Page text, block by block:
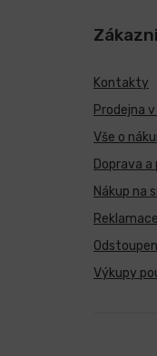
Kontakty
Prodejna
Vše o
Doprava
Nákup na
Výkupy